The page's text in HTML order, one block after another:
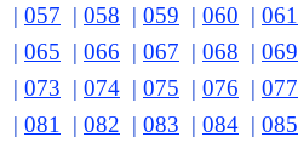
| 057 | 058 | 059 | 060 | 061
| 065 | 066 | 067 | 068 | 069
| 073 | 074 | 075 | 076 | 077
| 081 | 082 | 083 | 084 | 085